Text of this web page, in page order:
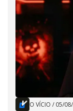
O VÍCIO / 05/